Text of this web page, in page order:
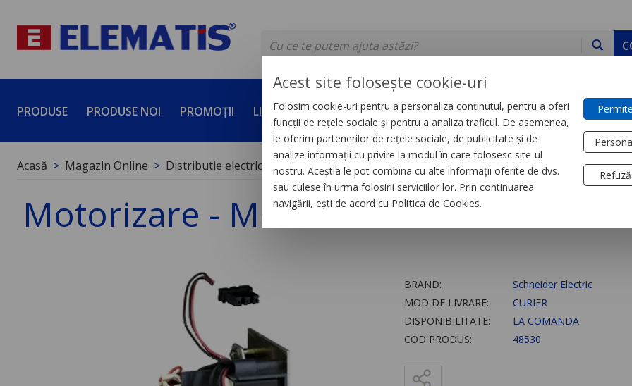
PRODUSE PRODUSE NOI PROMOȚII LICHIDĂRI DE STOC SERVICII DEVINO PARTENER CONTACT
Acasă Magazin Online Distributie electrica de joasa tensiune Întreruptoare de putere si separatoare de
Motorizare - Mch - 440 - 480 V C.A.
BRAND:
Schneider Electric
MOD DE LIVRARE:
CURIER
DISPONIBILITATE:
LA COMANDA
COD PRODUS:
48530
Acest site folosește cookie-uri
Folosim cookie-uri pentru a personaliza conținutul, pentru a oferi
funcții de rețele sociale și pentru a analiza traficul. De asemenea,
le oferim partenerilor de rețele sociale, de publicitate și de
analize informații cu privire la modul în care folosesc site-ul
nostru. Aceștia le pot combina cu alte informații oferite de dvs.
sau culese în urma folosirii serviciilor lor. Prin continuarea
navigării, ești de acord cu Politica de Cookies.